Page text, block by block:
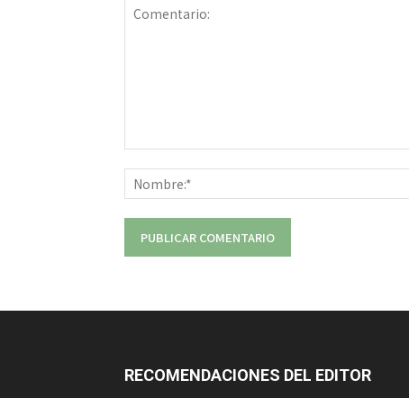
RECOMENDACIONES DEL EDITOR